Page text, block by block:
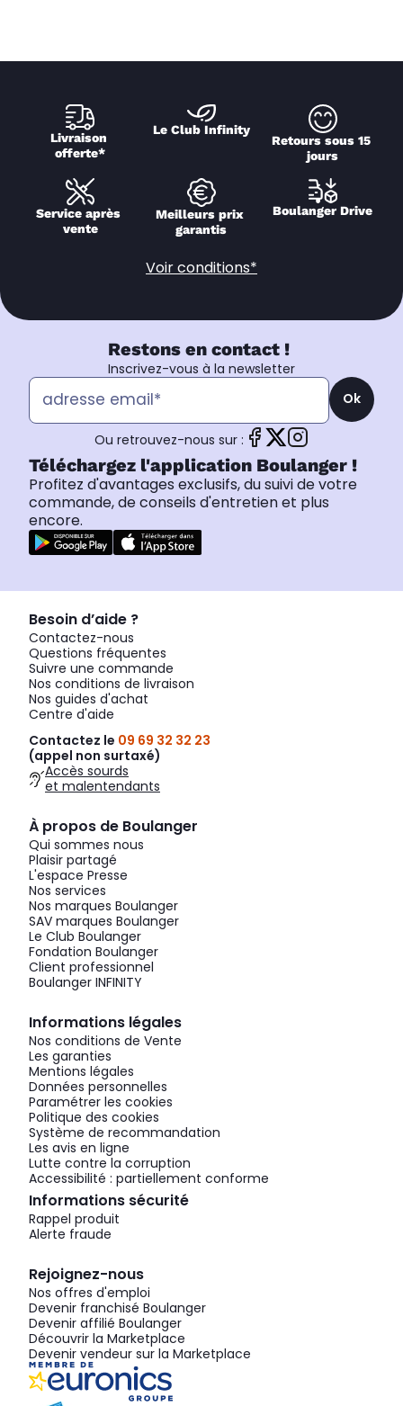
Livraison
offerte*
Le Club Infinity
Retours sous 15
jours
Service après
vente
Meilleurs prix
garantis
Boulanger Drive
Voir conditions*
Restons en contact !
Inscrivez-vous à la newsletter
Ok
Ou retrouvez-nous sur :
Téléchargez l'application Boulanger !
Profitez d'avantages exclusifs, du suivi de votre
commande, de conseils d'entretien et plus
encore.
Besoin d’aide ?
Contactez-nous
Questions fréquentes
Suivre une commande
Nos conditions de livraison
Nos guides d'achat
Centre d'aide
Contactez le 09 69 32 32 23
(appel non surtaxé)
Accès sourds
et malentendants
À propos de Boulanger
Qui sommes nous
Plaisir partagé
L'espace Presse
Nos services
Nos marques Boulanger
SAV marques Boulanger
Le Club Boulanger
Fondation Boulanger
Client professionnel
Boulanger INFINITY
Informations légales
Nos conditions de Vente
Les garanties
Mentions légales
Données personnelles
Paramétrer les cookies
Politique des cookies
Système de recommandation
Les avis en ligne
Lutte contre la corruption
Accessibilité : partiellement conforme
Informations sécurité
Rappel produit
Alerte fraude
Rejoignez-nous
Nos offres d'emploi
Devenir franchisé Boulanger
Devenir affilié Boulanger
Découvrir la Marketplace
Devenir vendeur sur la Marketplace